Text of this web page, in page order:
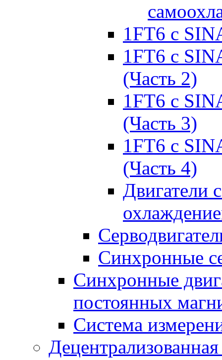
1FT6 с
1FT6 с
(Часть 2)
1FT6 с
(Часть 3)
1FT6 с
(Часть 4)
Двигатели
Синхронные
Синхронные
постоянных
Система